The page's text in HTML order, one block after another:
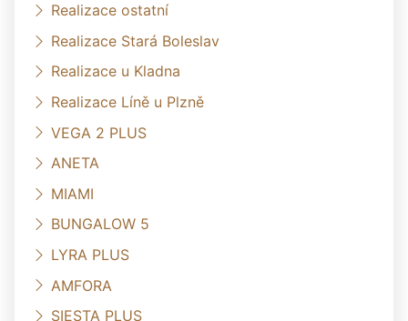
Realizace ostatní
Realizace Stará Boleslav
Realizace u Kladna
Realizace Líně u Plzně
VEGA 2 PLUS
ANETA
MIAMI
BUNGALOW 5
LYRA PLUS
AMFORA
SIESTA PLUS